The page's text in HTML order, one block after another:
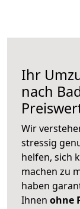
Ihr
nach
Wir
stressig
helfen, sich
machen zu
haben
Ihnen ohne